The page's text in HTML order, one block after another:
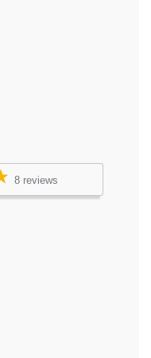
8 reviews